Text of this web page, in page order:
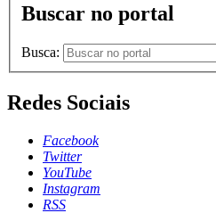
Buscar no portal
Busca:
Redes Sociais
Facebook
Twitter
YouTube
Instagram
RSS